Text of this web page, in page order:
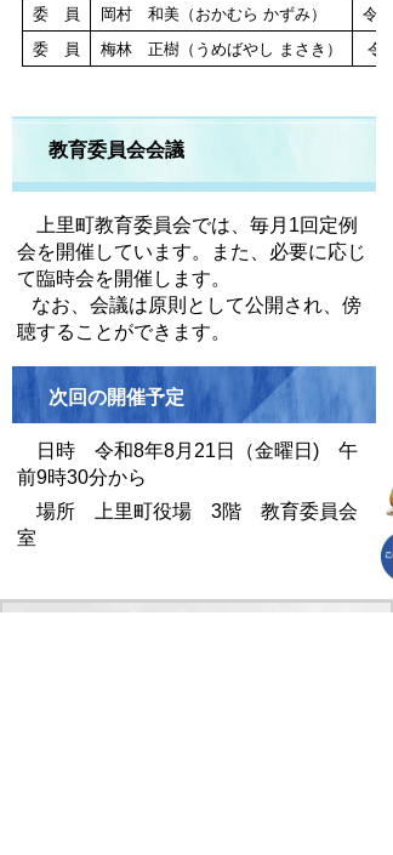
委 員
岡村 和美（おかむら かずみ）
令
委 員
梅林 正樹（うめばやし まさき） 令
教育委員会会議
上里町教育委員会では、毎月1回定例
会を開催しています。また、必要に応じ
て臨時会を開催します。
なお、会議は原則として公開され、傍
聴することができます。
次回の開催予定
日時 令和8年8月21日（金曜日) 午
前9時30分から
場所 上里町役場 3階 教育委員会
室